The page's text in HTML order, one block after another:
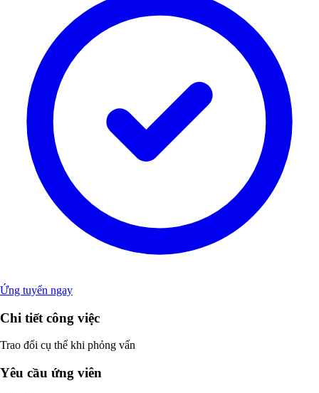
Ứng tuyển ngay
Chi tiết công việc
Trao đổi cụ thể khi phỏng vấn
Yêu cầu ứng viên